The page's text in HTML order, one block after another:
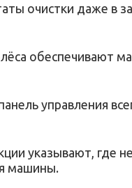
очистки даже в
обеспечивают
управления
указывают, где
машины.